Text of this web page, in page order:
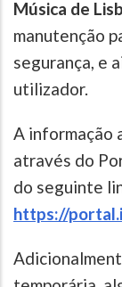
Música de
manutenção
segurança, e
utilizador.
A informação
através do
do seguinte
https://